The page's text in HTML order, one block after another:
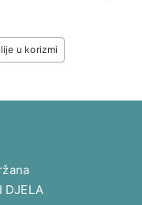
u korizmi
DJELA